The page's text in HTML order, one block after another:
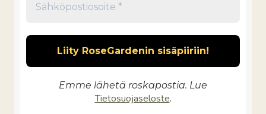
Emme lähetä roskapostia. Lue
Tietosuojaseloste.